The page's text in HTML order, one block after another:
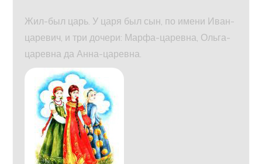
Жил-был царь. У царя был сын, по имени Иван-
царевич, и три дочери: Марфа-царевна, Ольга-
царевна да Анна-царевна.